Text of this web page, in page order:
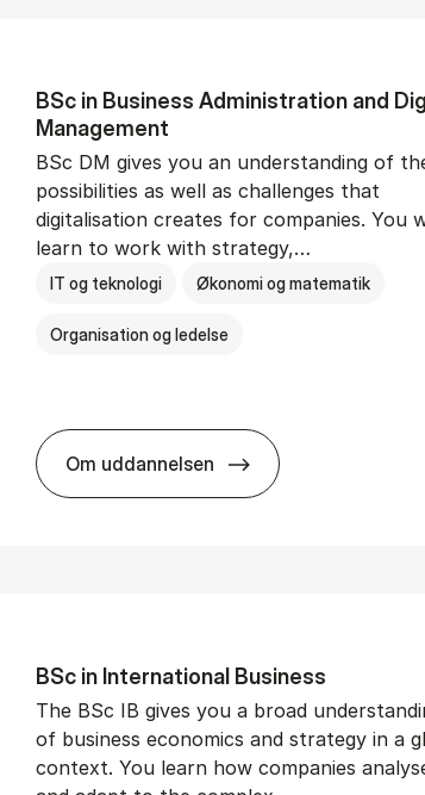
BSc in Busi­ness Ad­min­is­tra­tion and
Man­age­ment
BSc DM gives you an understanding of
possibilities as well as challenges that
digitalisation creates for companies. You
learn to work with strategy,…
IT og teknologi Økonomi og matematik
Organisation og ledelse
Om uddannelsen
BSc in Busi­ness
BSc in In­ter­na­tion­al Busi­ness
The BSc IB gives you a broad
of business economics and strategy in a
context. You learn how companies